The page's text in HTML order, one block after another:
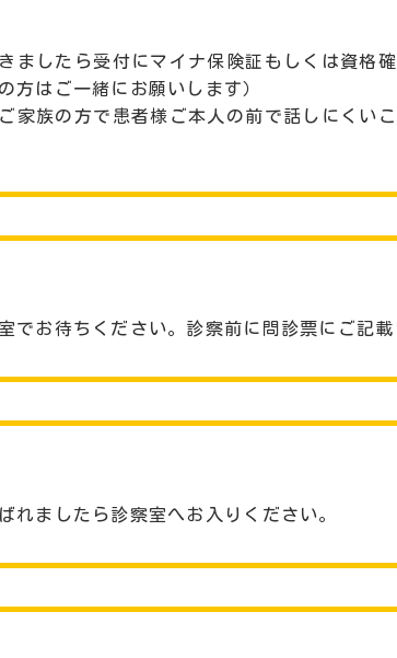
ましたら受付にマイナ保険証もしくは資格
方はご一緒にお願いします）
家族の方で患者様ご本人の前で話しにくい
でお待ちください。診察前に問診票にご記
れましたら診察室へお入りください。